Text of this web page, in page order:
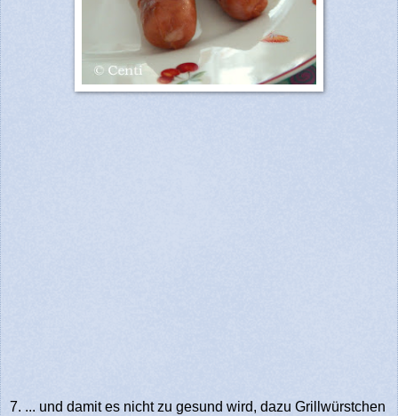
7. ... und damit es nicht zu gesund wird, dazu Grillwürstchen